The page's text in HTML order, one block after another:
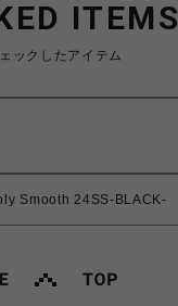
ITEMS
ックしたアイテム
Smooth 24SS-BLACK-